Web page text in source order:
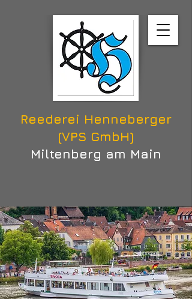
Reederei Henneberger
(VPS GmbH)
Miltenberg am Main